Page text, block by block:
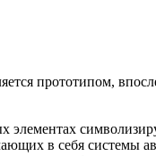
прототипом,
элементах
в себя системы